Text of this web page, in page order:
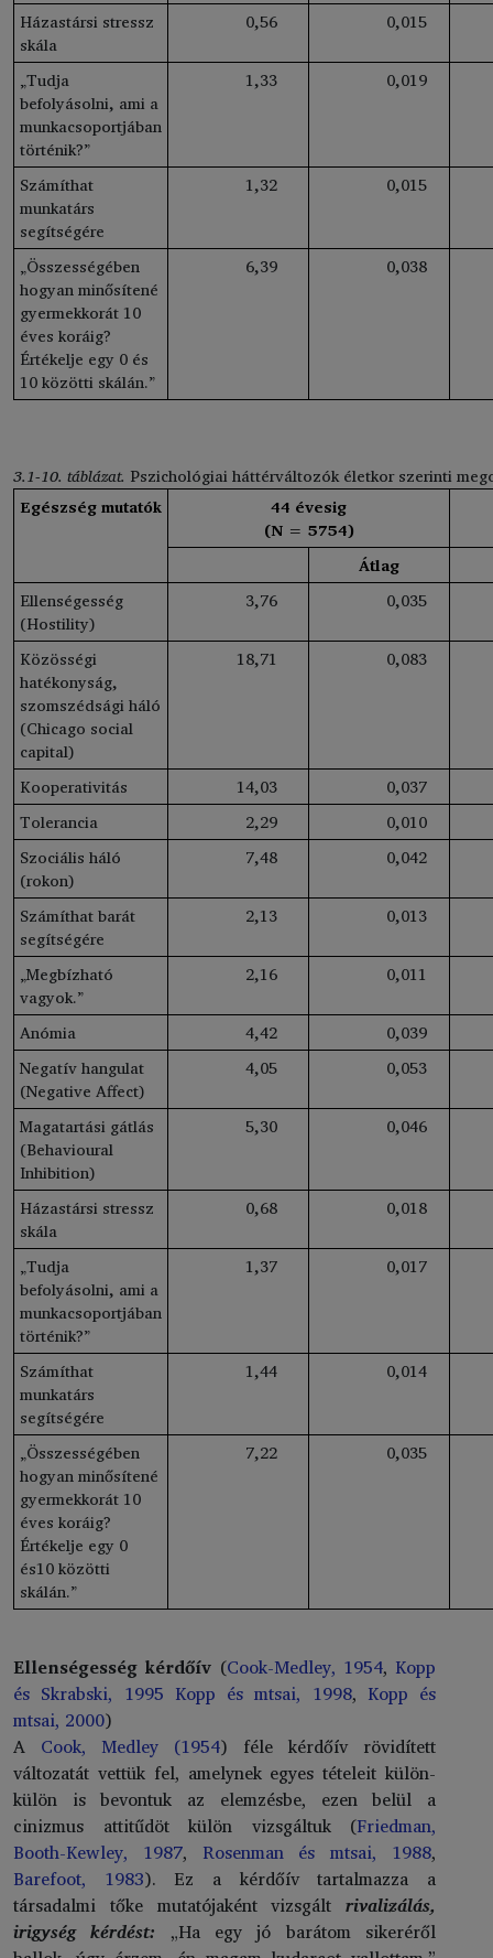
Házastársi stressz
skála
0,56 0,015
„Tudja
befolyásolni, ami a
munkacsoportjában
történik?”
1,33 0,019
Számíthat
munkatárs
segítségére
1,32 0,015
„Összességében
hogyan minősítené
gyermekkorát 10
éves koráig?
Értékelje egy 0 és
10 közötti skálán.”
6,39 0,038
3.1-10. táblázat. Pszichológiai háttérváltozók életkor szerinti
Egészség mutatók
44 évesig
(N = 5754)
Átlag
Ellenségesség
(Hostility)
3,76 0,035
Közösségi
hatékonyság,
szomszédsági háló
(Chicago social
capital)
18,71 0,083
Kooperativitás 14,03 0,037
Tolerancia
2,29 0,010
Szociális háló
(rokon)
7,48 0,042
Számíthat barát
segítségére
2,13 0,013
„Megbízható
vagyok.”
2,16 0,011
Anómia 4,42 0,039
Negatív hangulat
(Negative Affect)
4,05 0,053
Magatartási gátlás
(Behavioural
Inhibition)
5,30 0,046
Házastársi stressz
skála
0,68 0,018
„Tudja
befolyásolni, ami a
munkacsoportjában
történik?”
1,37 0,017
Számíthat
munkatárs
segítségére
1,44 0,014
„Összességében
hogyan minősítené
gyermekkorát 10
éves koráig?
Értékelje egy 0
és10 közötti
skálán.”
7,22 0,035
Ellenségesség kérdőív (Cook-Medley, 1954, Kopp
és Skrabski, 1995 Kopp és mtsai, 1998, Kopp és
mtsai, 2000)
A Cook, Medley (1954) féle kérdőív rövidített
változatát vettük fel, amelynek egyes tételeit külön-
külön is bevontuk az elemzésbe, ezen belül a
cinizmus attitűdöt külön vizsgáltuk (Friedman,
Booth-Kewley, 1987, Rosenman és mtsai, 1988,
Barefoot, 1983). Ez a kérdőív tartalmazza a
társadalmi tőke mutatójaként vizsgált rivalizálás,
irigység kérdést: „Ha egy jó barátom sikeréről